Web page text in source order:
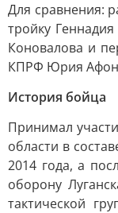
Для сравнения:
тройку
Коновалова и
КПРФ Юрия
История бойца
Принимал
области в
2014 года, а
оборону
тактической